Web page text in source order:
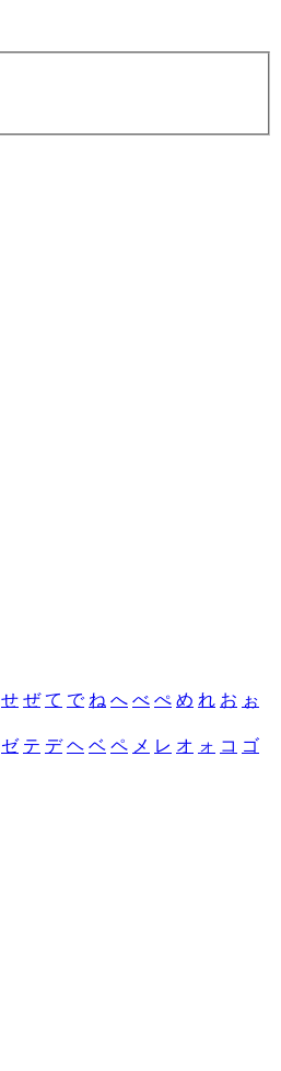
せ ぜ て で ね へ べ ぺ め れ お ぉ
ゼ テ デ ヘ ベ ペ メ レ オ ォ コ ゴ